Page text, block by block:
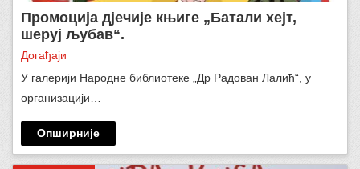
Промоција дјечије књиге „Батали хејт,
шеруј љубав“.
Догађаји
У галерији Народне библиотеке „Др Радован Лалић“, у
организацији…
Опширније